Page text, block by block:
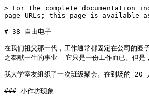
> For the complete documentation
page URLs; this page is available
# 38 自由电子
在我们祖父那一代，工作通常都固定在公司的圈
之奉献一生的事业——它只是一份工作而已。但是
我大学室友组织了一次班级聚会。在到场的 20
### 小作坊现象